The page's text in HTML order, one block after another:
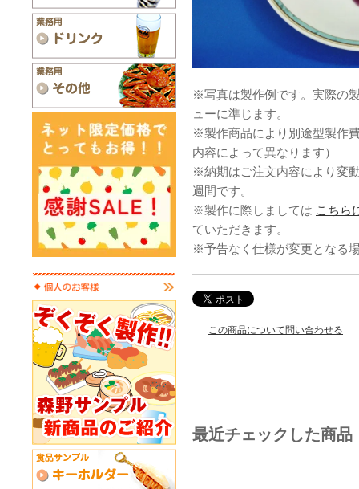
※写真は製作例です。実際の
ューに準じます。
※製作商品により別途型製作
内容によって異なります）
※納期はご注文内容により変
週間です。
※製作に際しましては こちら
ていただきます。
※予告なく仕様が変更となる
この商品について問い合わせる
最近チェックした商品